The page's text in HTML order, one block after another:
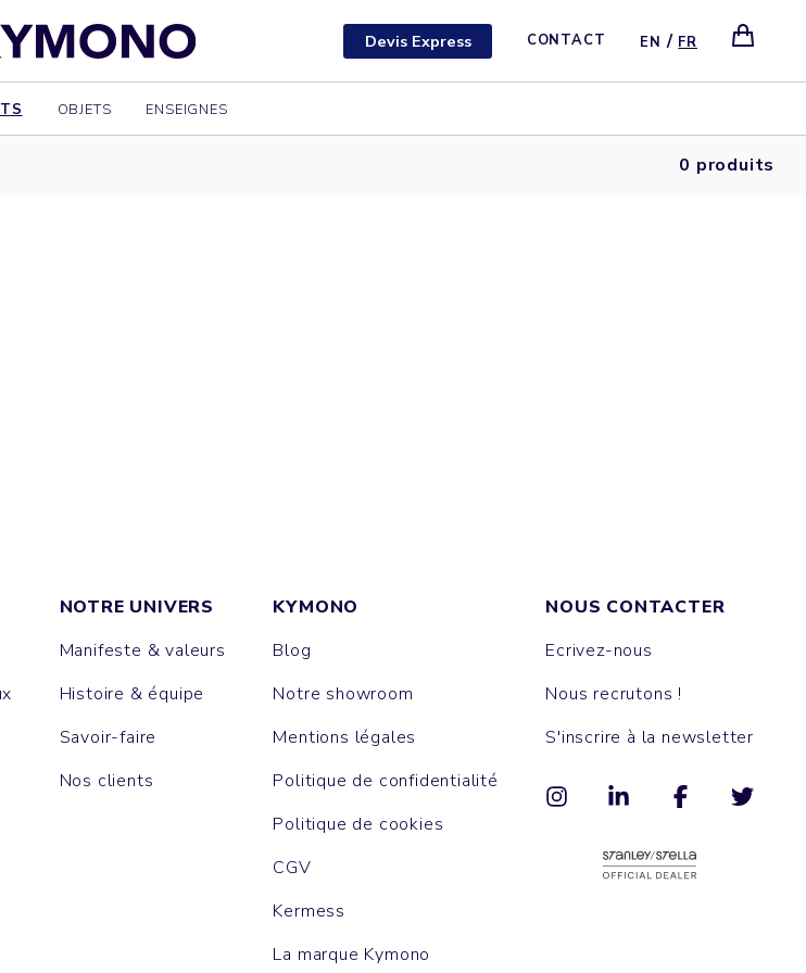
Devis Express CONTACT EN / FR
OBJETS ENSEIGNES
0 produits
NOTRE UNIVERS
Manifeste & valeurs
Histoire & équipe
Savoir-faire
Nos clients
KYMONO
Blog
Notre showroom
Mentions légales
Politique de confidentialité
Politique de cookies
CGV
Kermess
La marque Kymono
NOUS CONTACTER
Ecrivez-nous
Nous recrutons !
S'inscrire à la newsletter